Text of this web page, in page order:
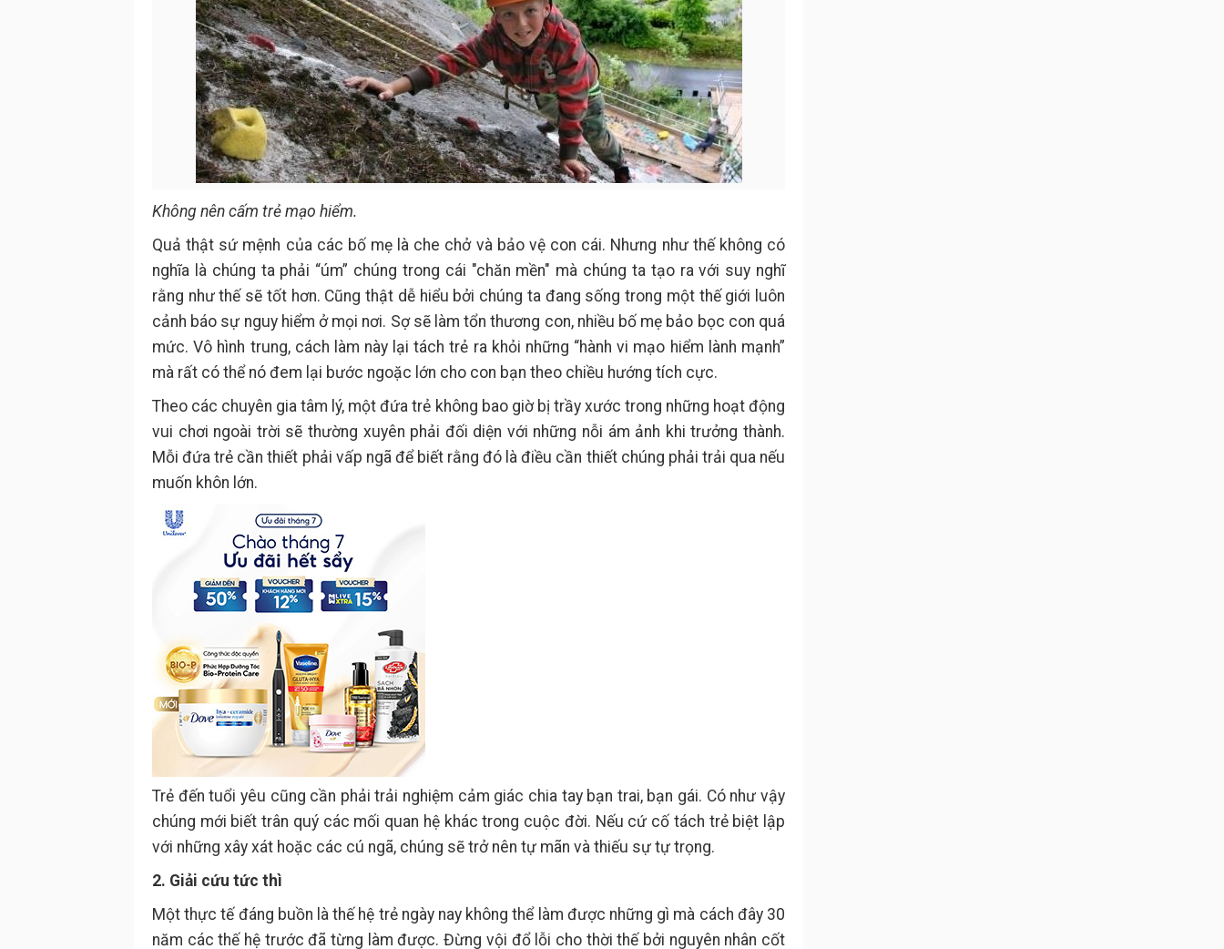
Không nên cấm trẻ mạo hiểm.
Quả thật sứ mệnh của các bố mẹ là che chở và bảo vệ con cái. Nhưng như thế không có
nghĩa là chúng ta phải “úm” chúng trong cái "chăn mền" mà chúng ta tạo ra với suy nghĩ
rằng như thế sẽ tốt hơn. Cũng thật dễ hiểu bởi chúng ta đang sống trong một thế giới luôn
cảnh báo sự nguy hiểm ở mọi nơi. Sợ sẽ làm tổn thương con, nhiều bố mẹ bảo bọc con quá
mức. Vô hình trung, cách làm này lại tách trẻ ra khỏi những “hành vi mạo hiểm lành mạnh”
mà rất có thể nó đem lại bước ngoặc lớn cho con bạn theo chiều hướng tích cực.
Theo các chuyên gia tâm lý, một đứa trẻ không bao giờ bị trầy xước trong những hoạt động
vui chơi ngoài trời sẽ thường xuyên phải đối diện với những nỗi ám ảnh khi trưởng thành.
Mỗi đứa trẻ cần thiết phải vấp ngã để biết rằng đó là điều cần thiết chúng phải trải qua nếu
muốn khôn lớn.
Trẻ đến tuổi yêu cũng cần phải trải nghiệm cảm giác chia tay bạn trai, bạn gái. Có như vậy
chúng mới biết trân quý các mối quan hệ khác trong cuộc đời. Nếu cứ cố tách trẻ biệt lập
với những xây xát hoặc các cú ngã, chúng sẽ trở nên tự mãn và thiếu sự tự trọng.
2. Giải cứu tức thì
Một thực tế đáng buồn là thế hệ trẻ ngày nay không thể làm được những gì mà cách đây 30
năm các thế hệ trước đã từng làm được. Đừng vội đổ lỗi cho thời thế bởi nguyên nhân cốt